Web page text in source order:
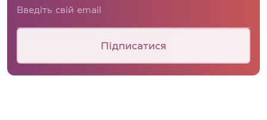
Підписатися